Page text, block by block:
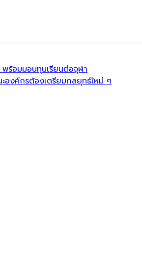
ร้อมมอบทุนเรียนต่อจุฬา
องค์กรต้องเตรียมกลยุทธ์ใหม่ ๆ